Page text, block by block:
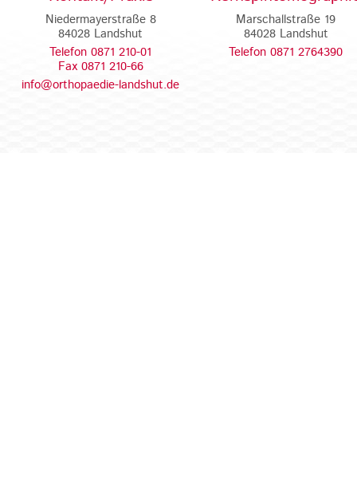
Niedermayerstraße 8
84028 Landshut
Telefon 0871 210-01
Fax 0871 210-66
info@orthopaedie-landshut.de
Marschallstraße 19
84028 Landshut
Telefon 0871 2764390